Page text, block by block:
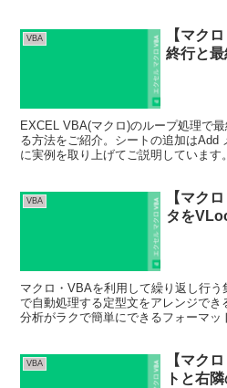
VBA
【マク
終行と
EXCEL VBA(マクロ)のループ処理で
る方法をご紹介。シートの追加はAdd
に実例を取り上げてご説明しています。
VBA
【マク
タを
マクロ・VBAを利用して繰り返し行
で自動処理する定型文をアレンジでき
分析がラクで簡単にできるフォーマッ
VBA
【マク
トと右